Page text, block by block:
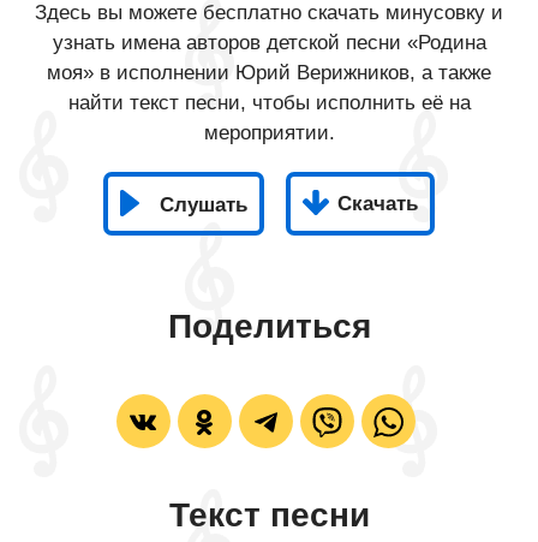
Здесь вы можете бесплатно скачать минусовку и
узнать имена авторов детской песни «Родина
моя» в исполнении Юрий Верижников, а также
найти текст песни, чтобы исполнить её на
мероприятии.
Слушать Скачать
Поделиться
Текст песни